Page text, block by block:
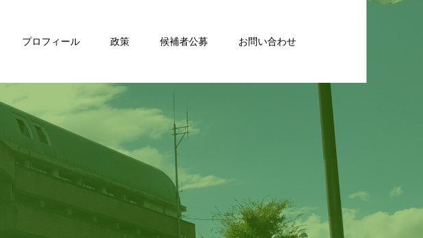
プロフィール 政策 候補者公募 お問い合わせ